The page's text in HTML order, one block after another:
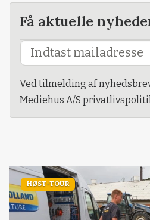
Få aktuelle
Ved tilmelding af
Mediehus A/S
HØST-TOUR